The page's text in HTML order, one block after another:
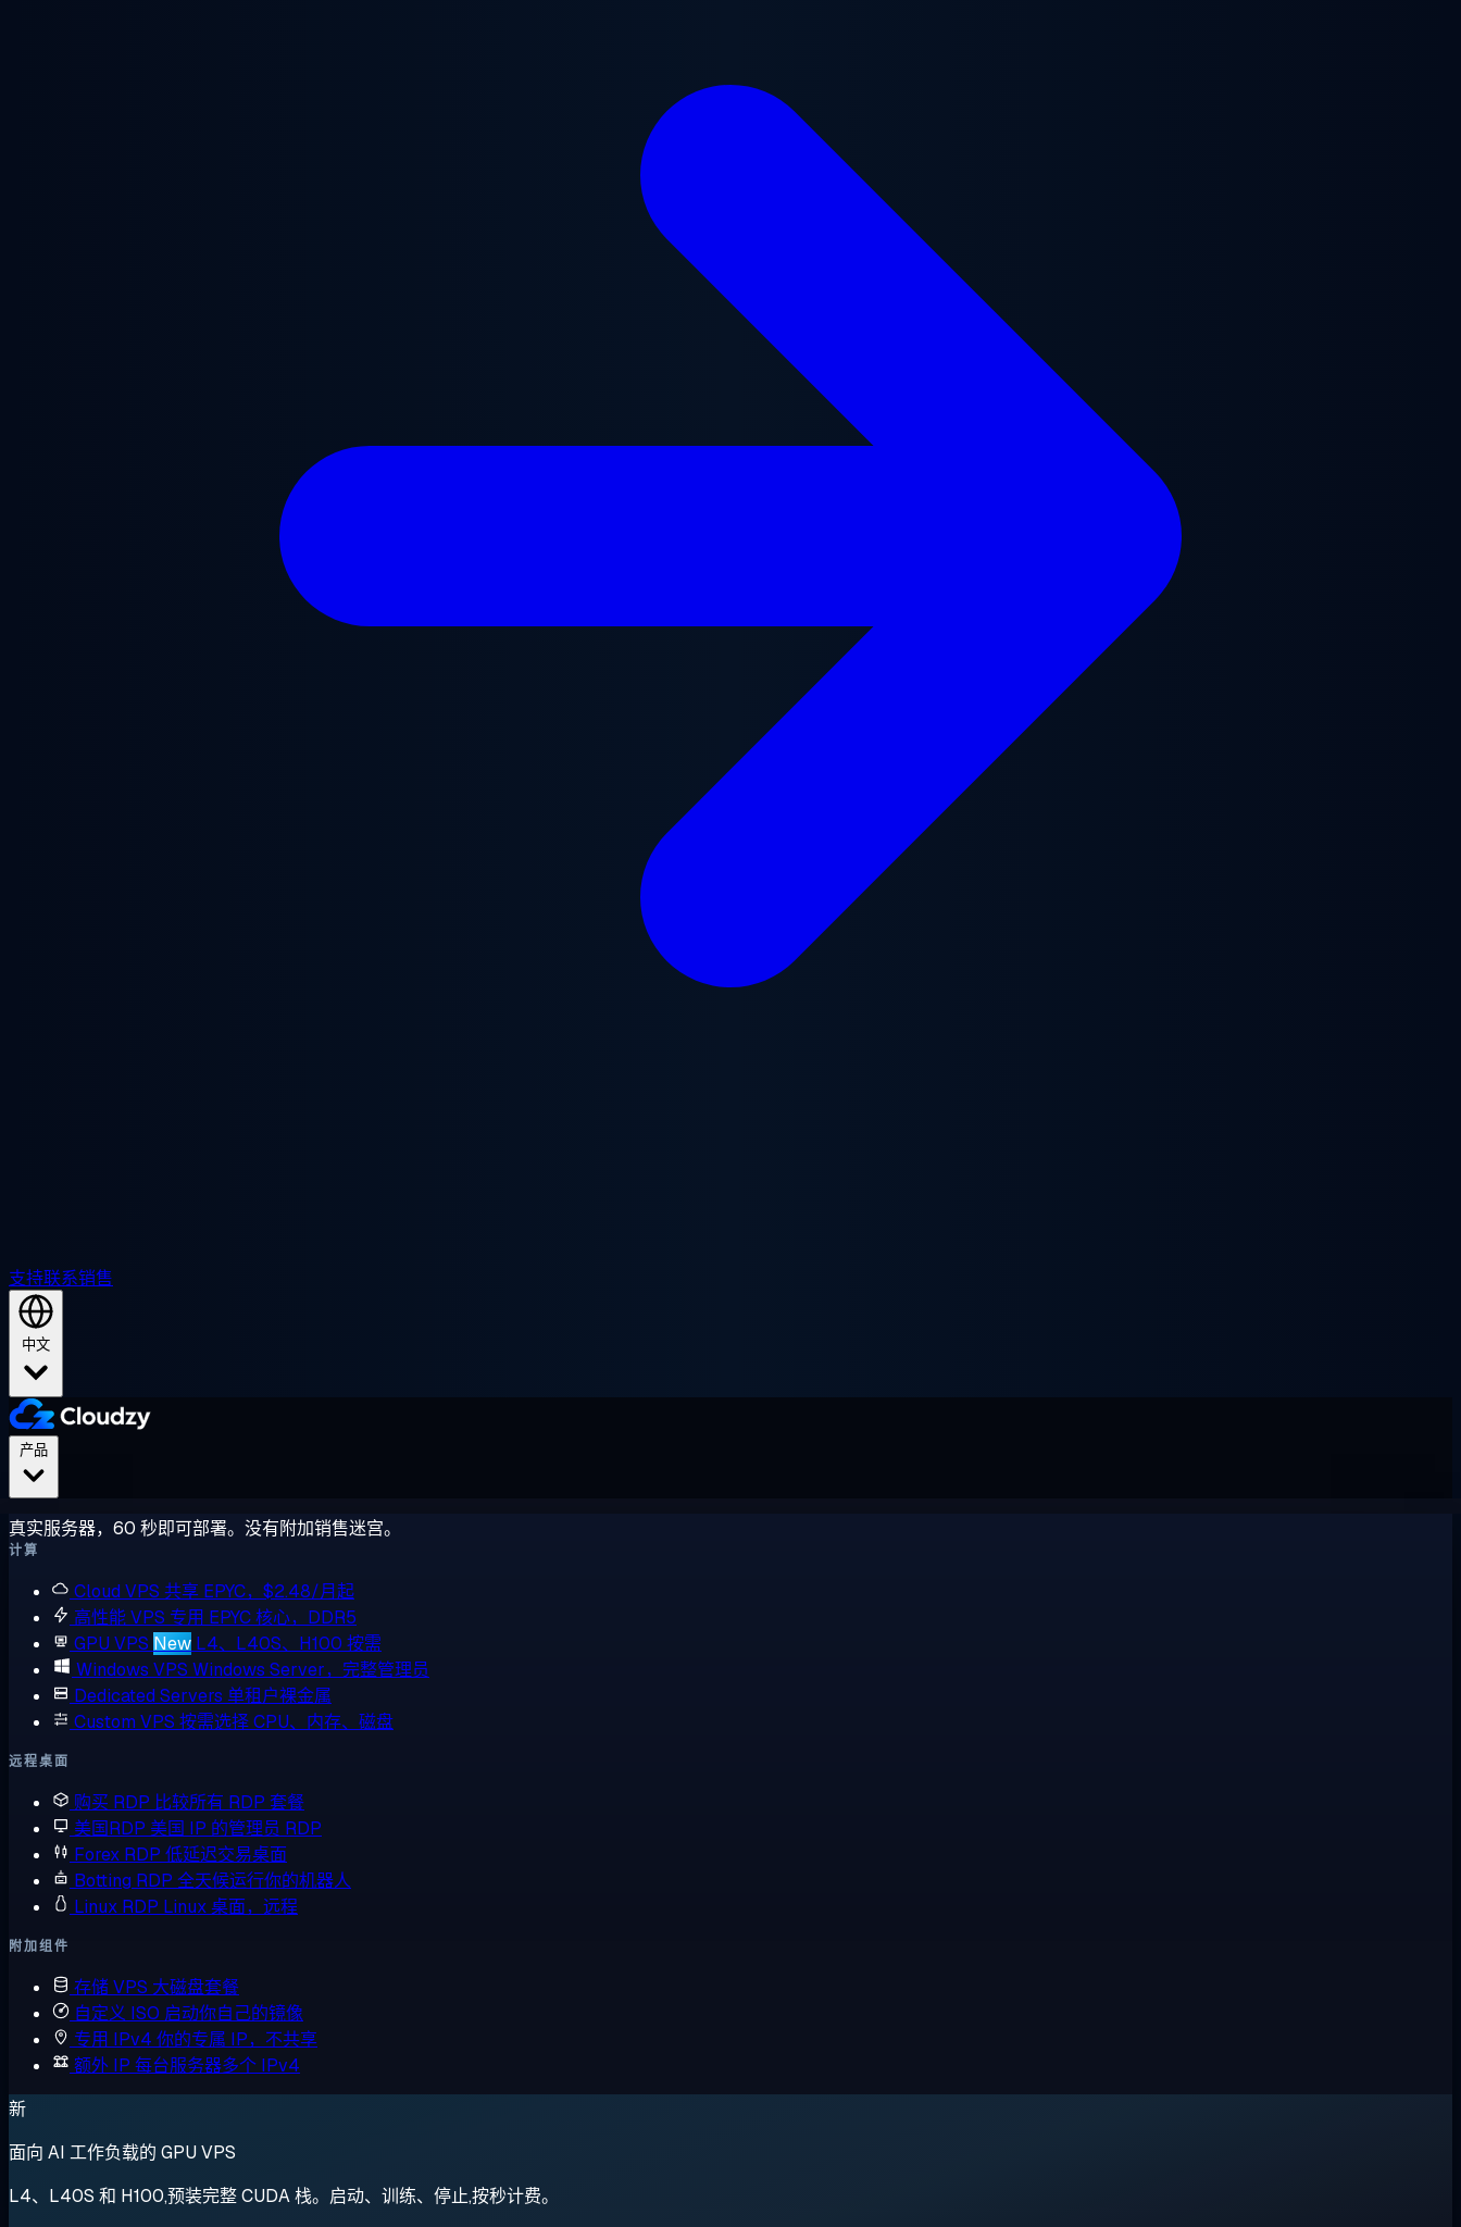
支持联系销售
中文
真实服务器，60 秒即可部署。没有附加销售迷宫。
计算
Cloud VPS 共享 EPYC，$2.48/月起
高性能 VPS 专用 EPYC 核心，DDR5
GPU VPS New L4、L40S、H100 按需
Windows VPS Windows Server，完整管理员
Dedicated Servers 单租户裸金属
Custom VPS 按需选择 CPU、内存、磁盘
远程桌面
购买 RDP 比较所有 RDP 套餐
美国RDP 美国 IP 的管理员 RDP
Forex RDP 低延迟交易桌面
Botting RDP 全天候运行你的机器人
Linux RDP Linux 桌面，远程
附加组件
存储 VPS 大磁盘套餐
自定义 ISO 启动你自己的镜像
专用 IPv4 你的专属 IP，不共享
额外 IP 每台服务器多个 IPv4
新
面向 AI 工作负载的 GPU VPS
L4、L40S 和 H100,预装完整 CUDA 栈。启动、训练、停止,按秒计费。